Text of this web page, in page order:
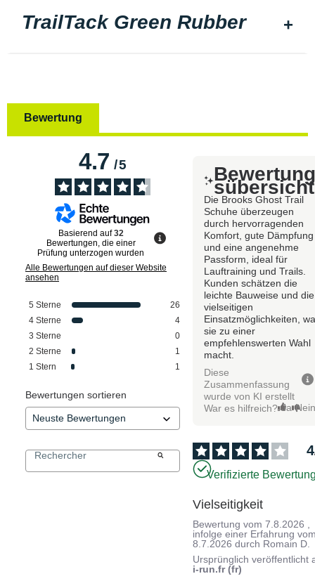
TrailTack Green Rubber
Bewertung
4.7/5
Basierend auf32
Bewertungen, die einer
Prüfung unterzogen wurden
Alle Bewertungen auf dieser Website
ansehen
5 Sterne
26
4 Sterne
4
3 Sterne
0
2 Sterne
1
1 Stern 1
Bewertungen sortieren
sübersicht
Die Brooks Ghost Trail
Schuhe überzeugen
durch hervorragenden
Komfort, gute Dämpfung
und eine angenehme
Passform, ideal für
Lauftraining und Trails.
Kunden schätzen die
leichte Bauweise und die
vielseitigen
Einsatzmöglichkeiten,
sie zu einer
empfehlenswerten Wahl
macht.
Diese
Zusammenfassung
wurde von KI erstellt
War es hilfreich? Ja
4
Verifizierte
Vielseitigkeit
Bewertung vom7.8.2026
infolge einer Erfahrung
8.7.2026 durch Romain D.
Ursprünglich veröffentlicht
i-run.fr (fr)